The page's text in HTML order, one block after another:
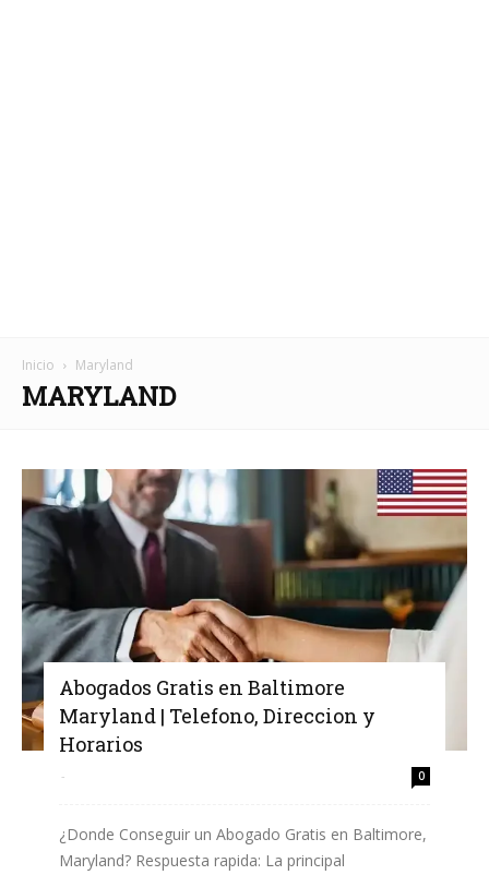
Inicio Maryland
MARYLAND
Abogados Gratis en Baltimore
Maryland | Telefono, Direccion y
Horarios
- 0
¿Donde Conseguir un Abogado Gratis en Baltimore,
Maryland? Respuesta rapida: La principal